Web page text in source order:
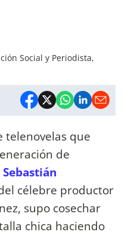
Social y Periodista,
telenovelas que
de
Sebastián
célebre productor
supo cosechar
chica haciendo